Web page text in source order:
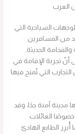
العرب
السياحية التي
من المسافرين
الحديثة.
أنّ تجربة الإقامة في
التي تُمنح فيها
مدينة آمنة جدًا، وقد
العائلات
أُبرِز الطابع الهادئ